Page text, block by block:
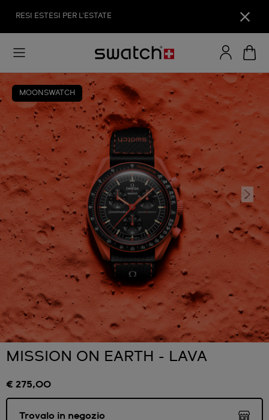
RESI ESTESI PER L'ESTATE
MOONSWATCH
MISSION ON EARTH - LAVA
€ 275,00
Trovalo in negozio